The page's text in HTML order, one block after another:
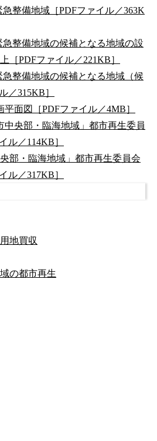
急整備地域［PDFファイル／363K
急整備地域の候補となる地域の設
［PDFファイル／221KB］
急整備地域の候補となる地域（候
／315KB］
平面図［PDFファイル／4MB］
中央部・臨海地域」都市再生委員
ル／114KB］
部・臨海地域」都市再生委員会
ル／317KB］
地買収
の都市再生